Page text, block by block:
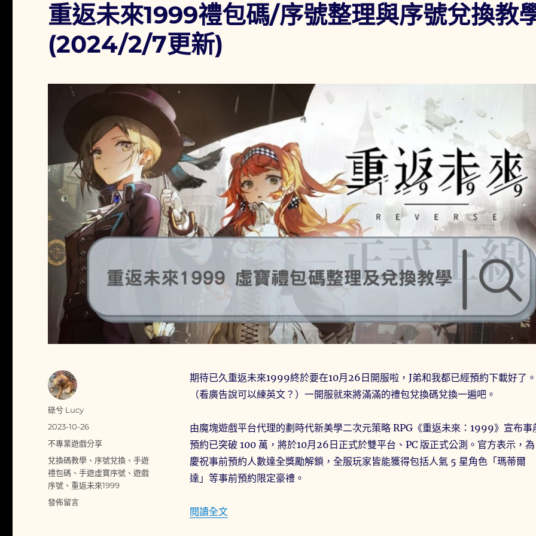
方
送
輸
入
惠
獎
勵
（內
教
學）〉
重返未來1999禮包碼/序號整理與序號兌換教
(2024/2/7更新)
期待已久重返未來1999終於要在10月26日開服啦，J弟和我都已經預約下載好了。
（看廣告說可以練英文？）一開服就來將滿滿的禮包兌換碼兌換一遍吧。
由魔塊遊戲平台代理的劃時代新美學二次元策略 RPG《重返未來：1999》宣布事
預約已突破 100 萬，將於10月26日正式於雙平台、PC 版正式公測。官方表示，為
慶祝事前預約人數達全獎勵解鎖，全服玩家皆能獲得包括人氣 5 星角色「瑪蒂爾
達」等事前預約限定豪禮。
閱讀全文〈重返未來1999禮包碼/序號整理與序號兌換教學(2024/2/7更新)〉
作
者
碌兮 Lucy
發
佈
期:
2023-10-26
分
類
不專業遊戲分享
標
籤
兌換碼教學 、 序號兌換 、手遊
禮包碼 、手遊虛寶序號 、遊戲
序號 、重返未來1999
在
發佈留言